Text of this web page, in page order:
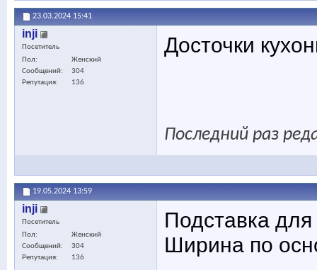
23.03.2024 15:41
inji
Посетитель
Пол
Женский
Сообщений
304
Репутация
136
Досточки
Последний раз
19.05.2024 13:59
inji
Посетитель
Пол
Женский
Сообщений
304
Репутация
136
Подставка
Ширина по